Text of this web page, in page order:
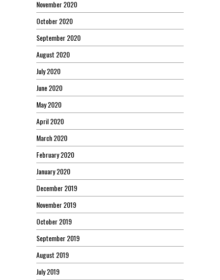
November 2020
October 2020
September 2020
August 2020
July 2020
June 2020
May 2020
April 2020
March 2020
February 2020
January 2020
December 2019
November 2019
October 2019
September 2019
August 2019
July 2019